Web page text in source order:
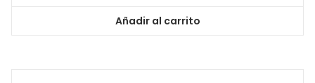
Añadir al carrito